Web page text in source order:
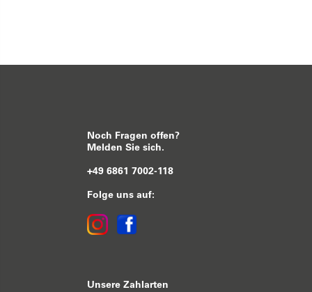
Noch Fragen offen?
Melden Sie sich.
+49 6861 7002-118
Folge uns auf:
Unsere Zahlarten